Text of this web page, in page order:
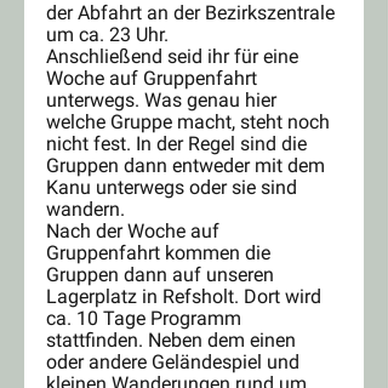
der Abfahrt an der Bezirkszentrale
um ca. 23 Uhr.
Anschließend seid ihr für eine
Woche auf Gruppenfahrt
unterwegs. Was genau hier
welche Gruppe macht, steht noch
nicht fest. In der Regel sind die
Gruppen dann entweder mit dem
Kanu unterwegs oder sie sind
wandern.
Nach der Woche auf
Gruppenfahrt kommen die
Gruppen dann auf unseren
Lagerplatz in Refsholt. Dort wird
ca. 10 Tage Programm
stattfinden. Neben dem einen
oder andere Geländespiel und